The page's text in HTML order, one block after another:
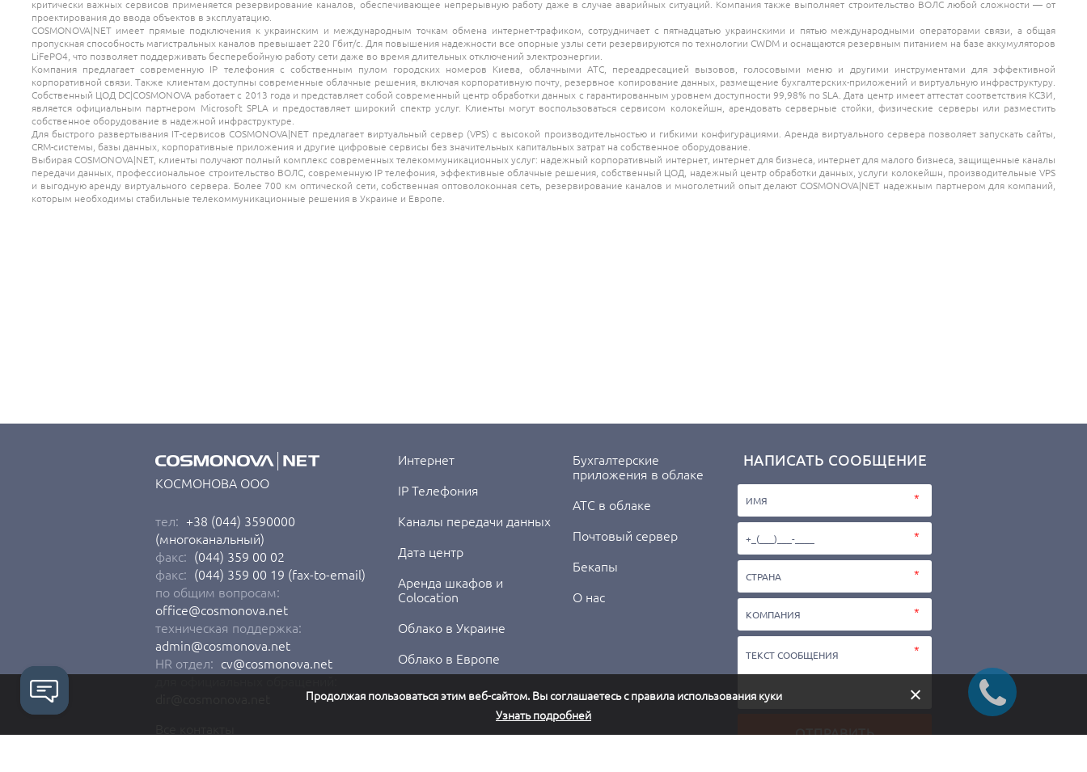
критически важных сервисов применяется резервирование каналов, обеспечивающее непрерывную работу даже в случае аварийных ситуаций. Компания также выполняет строительство ВОЛС любой сложности — от
проектирования до ввода объектов в эксплуатацию.
COSMONOVA|NET имеет прямые подключения к украинским и международным точкам обмена интернет-трафиком, сотрудничает с пятнадцатью украинскими и пятью международными операторами связи, а общая
пропускная способность магистральных каналов превышает 220 Гбит/с. Для повышения надежности все опорные узлы сети резервируются по технологии CWDM и оснащаются резервным питанием на базе аккумуляторов
LiFePO4, что позволяет поддерживать бесперебойную работу сети даже во время длительных отключений электроэнергии.
Компания предлагает современную IP телефония с собственным пулом городских номеров Киева, облачными АТС, переадресацией вызовов, голосовыми меню и другими инструментами для эффективной
корпоративной связи. Также клиентам доступны современные облачные решения, включая корпоративную почту, резервное копирование данных, размещение бухгалтерских-приложений и виртуальную инфраструктуру.
Собственный ЦОД DC|COSMONOVA работает с 2013 года и представляет собой современный центр обработки данных с гарантированным уровнем доступности 99,98% по SLA. Дата центр имеет аттестат соответствия КСЗИ,
является официальным партнером Microsoft SPLA и предоставляет широкий спектр услуг. Клиенты могут воспользоваться сервисом колокейшн, арендовать серверные стойки, физические серверы или разместить
собственное оборудование в надежной инфраструктуре.
Для быстрого развертывания ІТ-сервисов COSMONOVA|NET предлагает виртуальный сервер (VPS) с высокой производительностью и гибкими конфигурациями. Аренда виртуального сервера позволяет запускать сайты,
CRM-системы, базы данных, корпоративные приложения и другие цифровые сервисы без значительных капитальных затрат на собственное оборудование.
Выбирая COSMONOVA|NET, клиенты получают полный комплекс современных телекоммуникационных услуг: надежный корпоративный интернет, интернет для бизнеса, интернет для малого бизнеса, защищенные каналы
передачи данных, профессиональное строительство ВОЛС, современную IP телефония, эффективные облачные решения, собственный ЦОД, надежный центр обработки данных, услуги колокейшн, производительные VPS
и выгодную аренду виртуального сервера. Более 700 км оптической сети, собственная оптоволоконная сеть, резервирование каналов и многолетний опыт делают COSMONOVA|NET надежным партнером для компаний,
которым необходимы стабильные телекоммуникационные решения в Украине и Европе.
КОСМОНОВА ООО
тел: +38 (044) 3590000
(многоканальный)
факс: (044) 359 00 02
факс: (044) 359 00 19 (fax-to-email)
по общим вопросам:
office@cosmonova.net
техническая поддержка:
admin@cosmonova.net
HR отдел: cv@cosmonova.net
Интернет
IP Телефония
Каналы передачи данных
Дата центр
Аренда шкафов и
Colocation
Облако в Украине
Облако в Европе
Бухгалтерские
приложения в облаке
АТС в облаке
Почтовый сервер
Бекапы
О нас
НАПИСАТЬ СООБЩЕНИЕ
Продолжая пользоваться этим веб-сайтом. Вы соглашаетесь с правила использования куки
Узнать подробней